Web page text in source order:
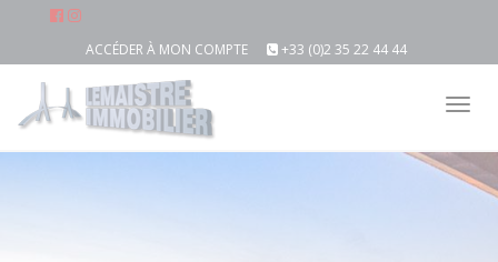
ACCÉDER À MON COMPTE +33 (0)2 35 22 44 44